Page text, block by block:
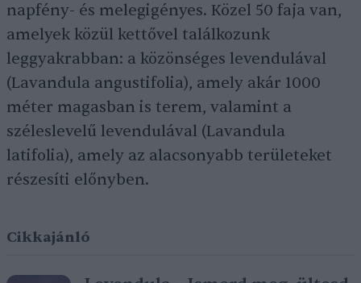
napfény- és melegigényes. Közel 50 faja van,
amelyek közül kettővel találkozunk
leggyakrabban: a közönséges levendulával
(Lavandula angustifolia), amely akár 1000
méter magasban is terem, valamint a
széleslevelű levendulával (Lavandula
latifolia), amely az alacsonyabb területeket
részesíti előnyben.
Cikkajánló